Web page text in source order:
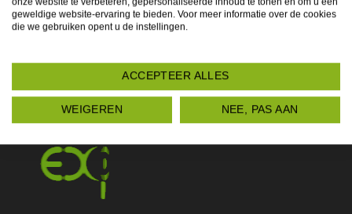
geweldige website-ervaring te bieden. Voor meer informatie over de cookies
die we gebruiken opent u de instellingen.
ACCEPTEER ALLES
WEIGEREN NEE, PAS AAN